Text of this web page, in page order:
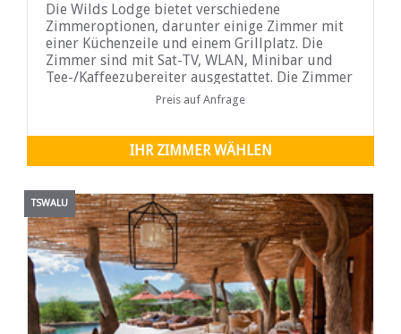
Die Wilds Lodge bietet verschiedene
Zimmeroptionen, darunter einige Zimmer mit
einer Küchenzeile und einem Grillplatz. Die
Zimmer sind mit Sat-TV, WLAN, Minibar und
Tee-/Kaffeezubereiter ausgestattet. Die Zimmer
werden täglich gereinigt. Frühstückspakete sind
gegen Aufpreis erhältlich. Das Gästehaus
24-Stunden-Rezeption, Solarenergie und einen
Garten
Preis auf Anfrage
IHR ZIMMER WÄHLEN
TSWALU